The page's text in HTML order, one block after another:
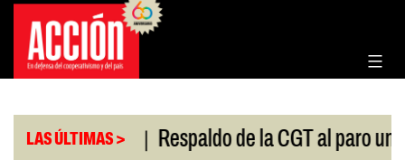
Saltar
contenido
LAS ÚLTIMAS >
| Respaldo de la CGT al paro